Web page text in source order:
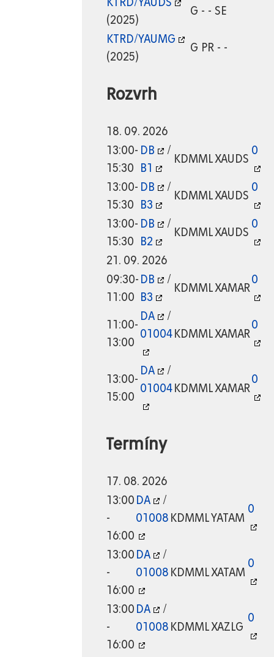
(2025)
G - - SE
KTRD/YAUMG
(2025)
G PR - -
Rozvrh
18. 09. 2026
13:00-
15:30
DB
/
B1
KDMMLXAUDS
0
13:00-
15:30
DB
/
B3
KDMMLXAUDS
0
13:00-
15:30
DB
/
B2
KDMMLXAUDS
0
21. 09. 2026
09:30-
11:00
DB
/
B3
KDMMLXAMAR
0
11:00-
13:00
DA
/
01004 KDMMLXAMAR
0
13:00-
15:00
DA
/
01004 KDMMLXAMAR
0
Termíny
17. 08. 2026
13:00
-
16:00
DA
/
01008 KDMMLYATAM
0
13:00
-
16:00
DA
/
01008 KDMMLXATAM
0
13:00
-
16:00
DA
/
01008 KDMMLXAZLG
0